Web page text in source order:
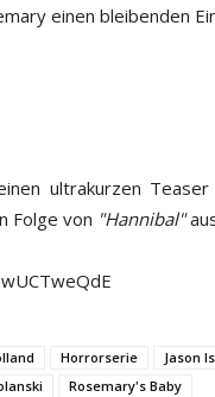
einen bleibenden
ultrakurzen
Folge von "Hannibal"
Horrorserie
Jason
Rosemary's Baby